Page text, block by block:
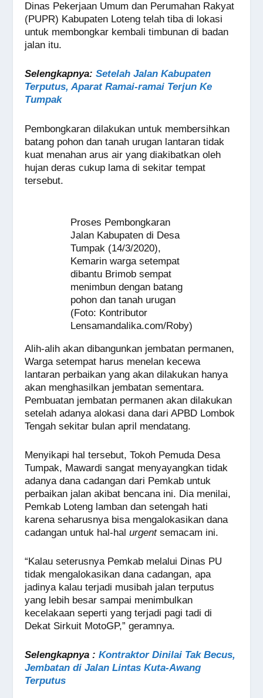
Dinas Pekerjaan Umum dan Perumahan Rakyat
(PUPR) Kabupaten Loteng telah tiba di lokasi
untuk membongkar kembali timbunan di badan
jalan itu.
Selengkapnya:Setelah Jalan Kabupaten
Terputus, Aparat Ramai-ramai Terjun Ke
Tumpak
Pembongkaran dilakukan untuk membersihkan
batang pohon dan tanah urugan lantaran tidak
kuat menahan arus air yang diakibatkan oleh
hujan deras cukup lama di sekitar tempat
tersebut.
Proses Pembongkaran
Jalan Kabupaten di Desa
Tumpak (14/3/2020),
Kemarin warga setempat
dibantu Brimob sempat
menimbun dengan batang
pohon dan tanah urugan
(Foto: Kontributor
Lensamandalika.com/Roby)
Alih-alih akan dibangunkan jembatan permanen,
Warga setempat harus menelan kecewa
lantaran perbaikan yang akan dilakukan hanya
akan menghasilkan jembatan sementara.
Pembuatan jembatan permanen akan dilakukan
setelah adanya alokasi dana dari APBD Lombok
Tengah sekitar bulan april mendatang.
Menyikapi hal tersebut, Tokoh Pemuda Desa
Tumpak, Mawardi sangat menyayangkan tidak
adanya dana cadangan dari Pemkab untuk
perbaikan jalan akibat bencana ini. Dia menilai,
Pemkab Loteng lamban dan setengah hati
karena seharusnya bisa mengalokasikan dana
cadangan untuk hal-halurgentsemacam ini.
“Kalau seterusnya Pemkab melalui Dinas PU
tidak mengalokasikan dana cadangan, apa
jadinya kalau terjadi musibah jalan terputus
yang lebih besar sampai menimbulkan
kecelakaan seperti yang terjadi pagi tadi di
Dekat Sirkuit MotoGP,” geramnya.
Selengkapnya : Kontraktor Dinilai Tak Becus,
Jembatan di Jalan Lintas Kuta-Awang
Terputus